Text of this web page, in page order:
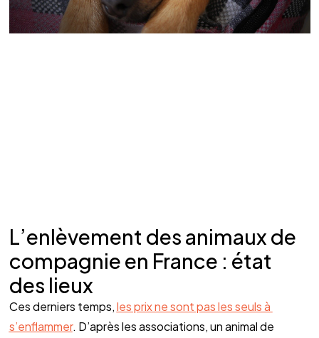
L’enlèvement des animaux de
compagnie en France : état
des lieux
Ces derniers temps, les prix ne sont pas les seuls à
s’enflammer. D’après les associations, un animal de